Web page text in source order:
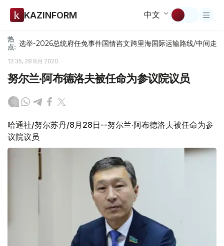
KAZINFORM 中文
热
点: 选举-2026总统府任免事件国情咨文跨里海国际运输路线/中间走廊
12:35, 28 8月 2020
努尔兰·阿布德洛夫被任命为参议院议员
哈通社/努尔苏丹/8月28日--努尔兰·阿布德洛夫被任命为参
议院议员